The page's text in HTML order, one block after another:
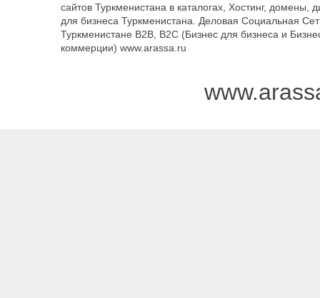
сайтов Туркменистана в каталогах, Хостинг, домены,
для бизнеса Туркменистана. Деловая Социальная
Туркменистане B2B, B2C (Бизнес для бизнеса и
коммерции) www.arassa.ru